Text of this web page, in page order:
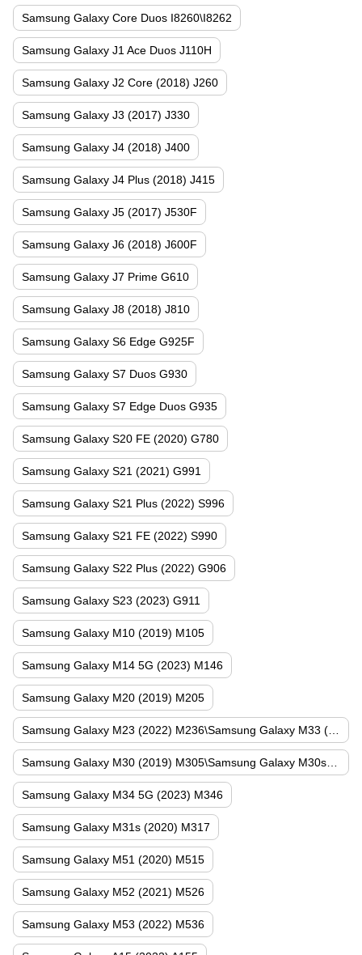
Samsung Galaxy Core Duos I8260\I8262
Samsung Galaxy J1 Ace Duos J110H
Samsung Galaxy J2 Core (2018) J260
Samsung Galaxy J3 (2017) J330
Samsung Galaxy J4 (2018) J400
Samsung Galaxy J4 Plus (2018) J415
Samsung Galaxy J5 (2017) J530F
Samsung Galaxy J6 (2018) J600F
Samsung Galaxy J7 Prime G610
Samsung Galaxy J8 (2018) J810
Samsung Galaxy S6 Edge G925F
Samsung Galaxy S7 Duos G930
Samsung Galaxy S7 Edge Duos G935
Samsung Galaxy S20 FE (2020) G780
Samsung Galaxy S21 (2021) G991
Samsung Galaxy S21 Plus (2022) S996
Samsung Galaxy S21 FE (2022) S990
Samsung Galaxy S22 Plus (2022) G906
Samsung Galaxy S23 (2023) G911
Samsung Galaxy M10 (2019) M105
Samsung Galaxy M14 5G (2023) M146
Samsung Galaxy M20 (2019) M205
Samsung Galaxy M34 5G (2023) M346
Samsung Galaxy M31s (2020) M317
Samsung Galaxy M51 (2020) M515
Samsung Galaxy M52 (2021) M526
Samsung Galaxy M53 (2022) M536